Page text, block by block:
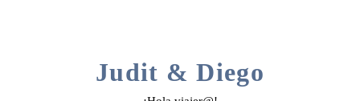
Judit & Diego